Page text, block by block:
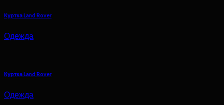
Куртка Land Rover
Одежда
Куртка Land Rover
Одежда